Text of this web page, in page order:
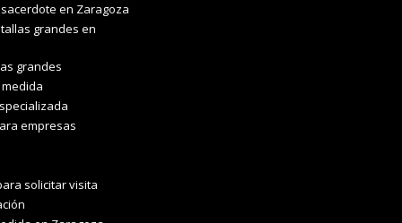
en Zaragoza
grandes en
grandes
empresas
solicitar visita